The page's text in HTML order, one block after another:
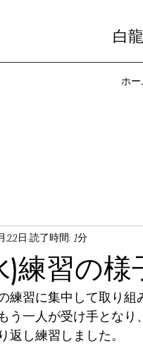
白
ホー
練習の様
22日 読了時間: 1分
練習に集中して取り
う一人が受け手とな
返し練習しました。